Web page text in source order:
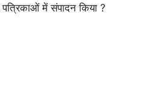
पत्रिकाओं में संपादन किया ?